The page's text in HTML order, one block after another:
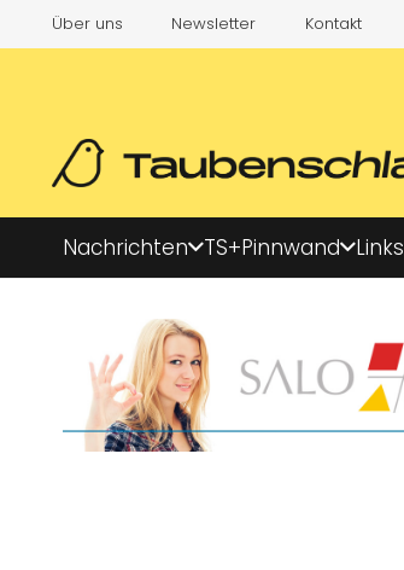
Über uns Newsletter Kontakt
Nachrichten TS+Pinnwand Links